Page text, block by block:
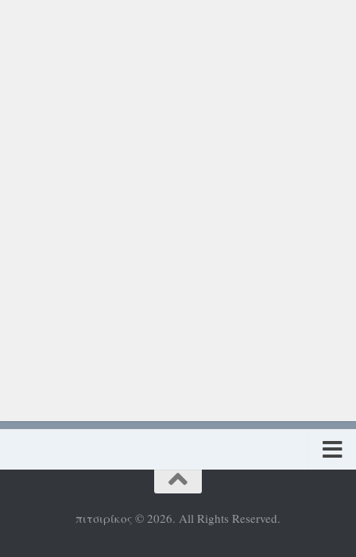
Πολιτική προστασίας προσωπικών δεδομένων
πιτσιρίκος © 2026. All Rights Reserved.